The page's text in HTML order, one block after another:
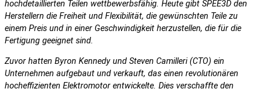
hochdetaillierten Teilen wettbewerbsfähig. Heute gibt SPEE3D den
Herstellern die Freiheit und Flexibilität, die gewünschten Teile zu
einem Preis und in einer Geschwindigkeit herzustellen, die für die
Fertigung geeignet sind.
Zuvor hatten Byron Kennedy und Steven Camilleri (CTO) ein
Unternehmen aufgebaut und verkauft, das einen revolutionären
hocheffizienten Elektromotor entwickelte. Dies verschaffte den